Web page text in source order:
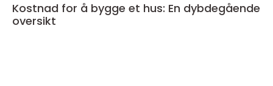
Kostnad for å bygge et hus: En dybdegående
oversikt